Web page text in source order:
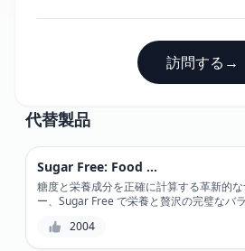
訪問する →
代替製品
Sugar Free: Food Scanner
糖度と栄養成分を正確に計算する革新的
ー、Sugar Free で栄養と贅沢の完璧なバ
2004